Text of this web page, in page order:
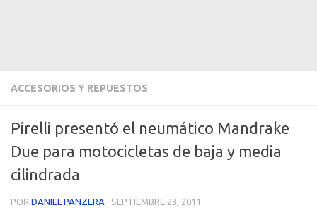
ACCESORIOS Y REPUESTOS
Pirelli presentó el neumático Mandrake
Due para motocicletas de baja y media
cilindrada
POR DANIEL PANZERA · SEPTIEMBRE 23, 2011